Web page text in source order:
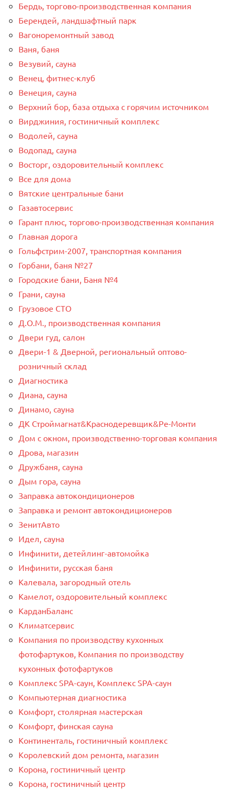
Бердь, торгово-производственная компания
Берендей, ландшафтный парк
Вагоноремонтный завод
Ваня, баня
Везувий, сауна
Венец, фитнес-клуб
Венеция, сауна
Верхний бор, база отдыха с горячим источником
Вирджиния, гостиничный комплекс
Водолей, сауна
Водопад, сауна
Восторг, оздоровительный комплекс
Все для дома
Вятские центральные бани
Газавтосервис
Гарант плюс, торгово-производственная компания
Главная дорога
Гольфстрим-2007, транспортная компания
Горбани, баня №27
Городские бани, Баня №4
Грани, сауна
Грузовое СТО
Д.О.М., производственная компания
Двери гуд, салон
Двери-1 & Дверной, региональный оптово-
розничный склад
Диагностика
Диана, сауна
Динамо, сауна
ДК Строймагнат&Краснодеревщик&Ре-Монти
Дом с окном, производственно-торговая компания
Дрова, магазин
Дружбаня, сауна
Дым гора, сауна
Заправка автокондиционеров
Заправка и ремонт автокондиционеров
ЗенитАвто
Идел, сауна
Инфинити, детейлинг-автомойка
Инфинити, русская баня
Калевала, загородный отель
Камелот, оздоровительный комплекс
КарданБаланс
Климатсервис
Компания по производству кухонных
фотофартуков, Компания по производству
кухонных фотофартуков
Комплекс SPA-саун, Комплекс SPA-саун
Компьютерная диагностика
Комфорт, столярная мастерская
Комфорт, финская сауна
Континенталь, гостиничный комплекс
Королевский дом ремонта, магазин
Корона, гостиничный центр
Корона, гостиничный центр